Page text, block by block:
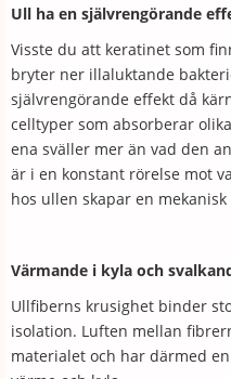
Ull ha en självrengörande
Visste du att keratinet som
bryter ner illaluktande
självrengörande effekt då
celltyper som absorberar
ena sväller mer än vad den
är i en konstant rörelse mot
hos ullen skapar en
Värmande i kyla och
Ullfiberns krusighet binder
isolation. Luften mellan
materialet och har därmed